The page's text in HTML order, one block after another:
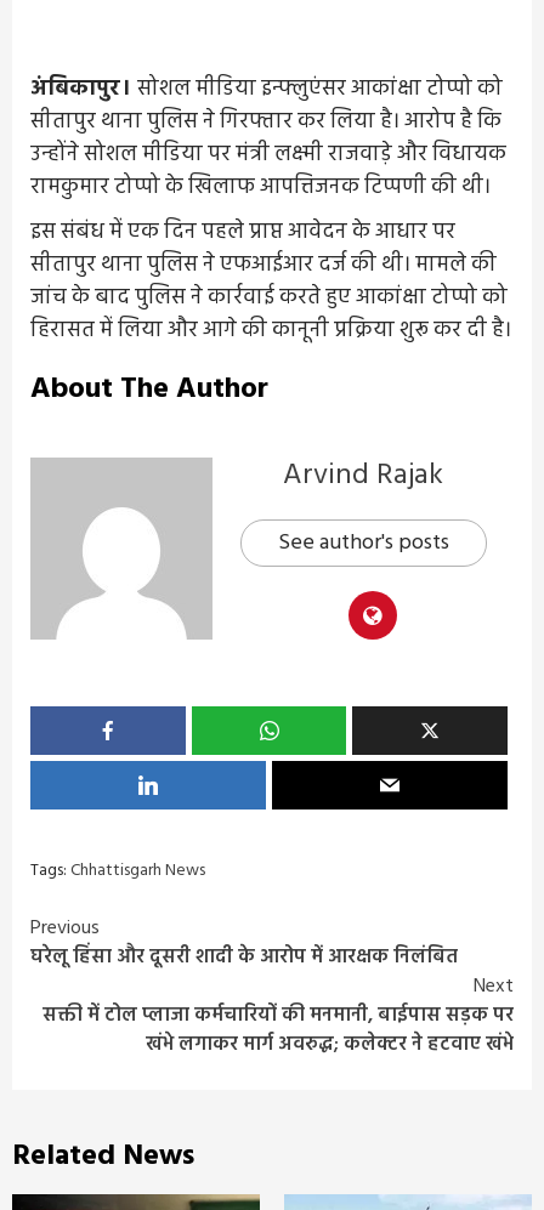
अंबिकापुर। सोशल मीडिया इन्फ्लुएंसर आकांक्षा टोप्पो को
सीतापुर थाना पुलिस ने गिरफ्तार कर लिया है। आरोप है कि
उन्होंने सोशल मीडिया पर मंत्री लक्ष्मी राजवाड़े और विधायक
रामकुमार टोप्पो के खिलाफ आपत्तिजनक टिप्पणी की थी।
इस संबंध में एक दिन पहले प्राप्त आवेदन के आधार पर
सीतापुर थाना पुलिस ने एफआईआर दर्ज की थी। मामले की
जांच के बाद पुलिस ने कार्रवाई करते हुए आकांक्षा टोप्पो को
हिरासत में लिया और आगे की कानूनी प्रक्रिया शुरू कर दी है।
About The Author
Arvind Rajak
See author's posts
Tags:Chhattisgarh News
Continue
Reading
Previous
घरेलू हिंसा और दूसरी शादी के आरोप में आरक्षक निलंबित
Next
सक्ती में टोल प्लाजा कर्मचारियों की मनमानी, बाईपास सड़क पर
खंभे लगाकर मार्ग अवरुद्ध; कलेक्टर ने हटवाए खंभे
Related News